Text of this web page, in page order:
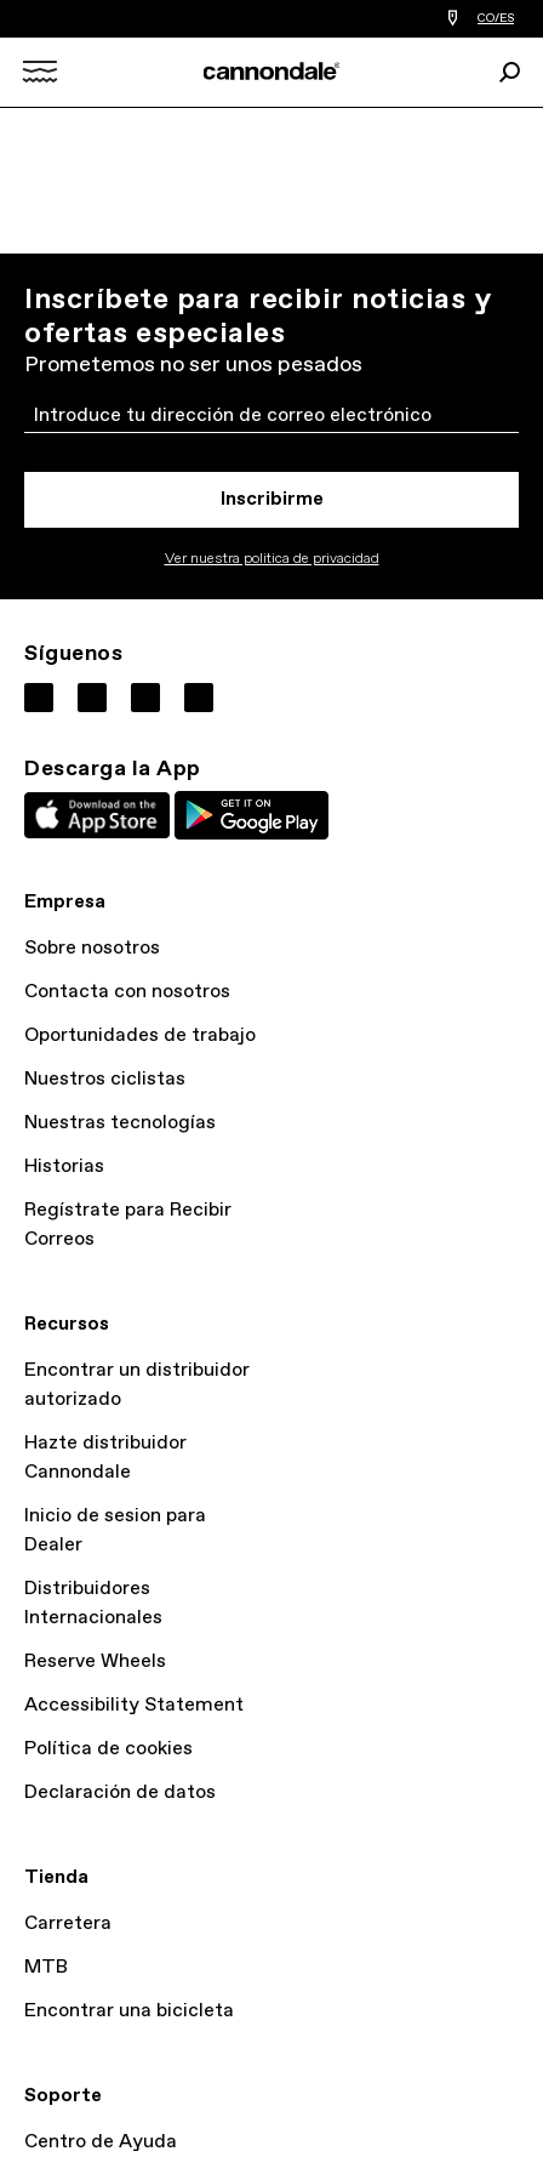
Encontrar
tiedas
bicicletas
de
CO/ES
Inscríbete para recibir noticias y
ofertas especiales
Prometemos no ser unos pesados
Email
Inscribirme
Ver nuestra politica de privacidad
Síguenos
Descarga la App
Empresa
Sobre nosotros
Contacta con nosotros
Oportunidades de trabajo
Nuestros ciclistas
Nuestras tecnologías
Historias
Regístrate para Recibir
Correos
Recursos
Encontrar un distribuidor
autorizado
Hazte distribuidor
Cannondale
Inicio de sesion para
Dealer
Distribuidores
Internacionales
Reserve Wheels
Accessibility Statement
Política de cookies
Declaración de datos
Tienda
Carretera
MTB
Encontrar una bicicleta
Soporte
Centro de Ayuda